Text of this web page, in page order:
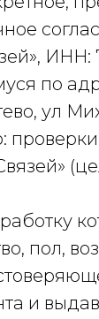
ИНН:
по
ул
пол,
и